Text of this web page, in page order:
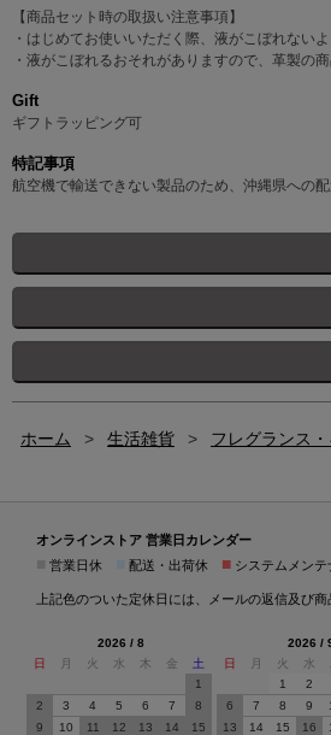
【商品セット時の取扱い注意事項】
・はじめてお使いいただく際、液がこぼれない
・液がこぼれるおそれがありますので、革製の
Gift
ギフトラッピング可
特記事項
航空機で輸送できない製品のため、沖縄県への
ホーム > 生活雑貨 > フレグランス
オンラインストア 営業日カレンダー
営業日休 配送・出荷休 ■ システムメンテ
上記色のついた定休日には、メールの返信及び
2026 / 8
日
月 火 水 木 金
土
1
2
3 4 5 6 7
8
9
10 11 12 13 14
15
2026 /
日
月 火 水
1
2
6
7 8 9
13
14 15 16